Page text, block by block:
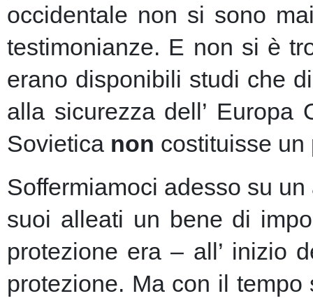
occidentale non si sono
testimonianze. E non si è
erano disponibili studi che
alla sicurezza dell’
Sovietica non costituisse un
Soffermiamoci adesso su
suoi alleati un bene di
protezione era – all’ inizio
protezione. Ma con il tempo